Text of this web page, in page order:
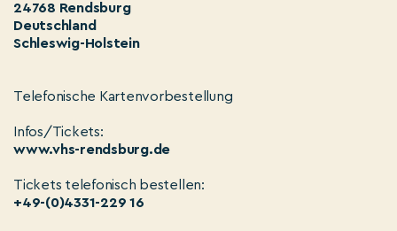
24768 Rendsburg
Deutschland
Schleswig-Holstein
Telefonische Kartenvorbestellung
Infos/Tickets:
www.vhs-rendsburg.de
Tickets telefonisch bestellen:
+49-(0)4331-229 16